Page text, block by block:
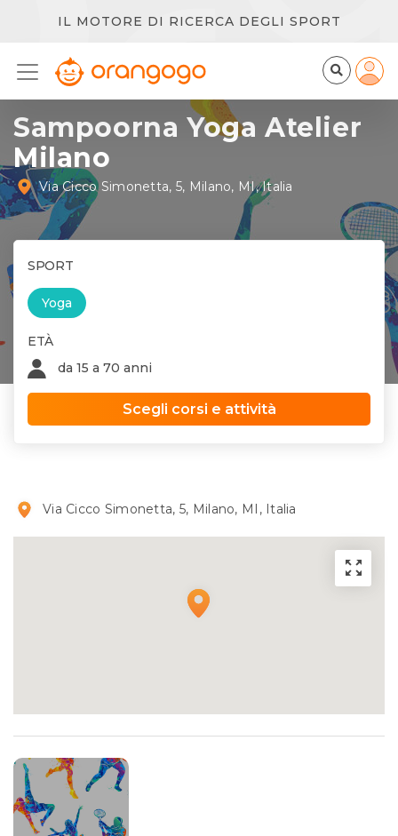
IL MOTORE DI RICERCA DEGLI SPORT
Sampoorna Yoga Atelier
Milano
Via Cicco Simonetta, 5, Milano, MI, Italia
SPORT
Yoga
ETÀ
da 15 a 70 anni
Scegli corsi e attività
Via Cicco Simonetta, 5, Milano, MI, Italia